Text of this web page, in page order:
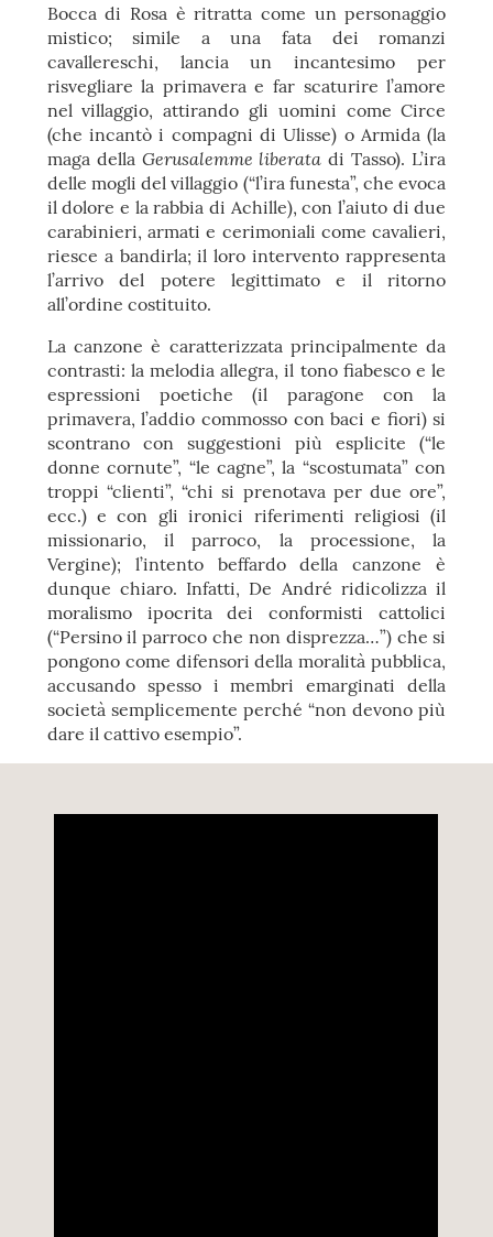
Bocca di Rosa è ritratta come un personaggio
mistico; simile a una fata dei romanzi
cavallereschi, lancia un incantesimo per
risvegliare la primavera e far scaturire l’amore
nel villaggio, attirando gli uomini come Circe
(che incantò i compagni di Ulisse) o Armida (la
maga della Gerusalemme liberata di Tasso). L’ira
delle mogli del villaggio (“l’ira funesta”, che evoca
il dolore e la rabbia di Achille), con l’aiuto di due
carabinieri, armati e cerimoniali come cavalieri,
riesce a bandirla; il loro intervento rappresenta
l’arrivo del potere legittimato e il ritorno
all’ordine costituito.
La canzone è caratterizzata principalmente da
contrasti: la melodia allegra, il tono fiabesco e le
espressioni poetiche (il paragone con la
primavera, l’addio commosso con baci e fiori) si
scontrano con suggestioni più esplicite (“le
donne cornute”, “le cagne”, la “scostumata” con
troppi “clienti”, “chi si prenotava per due ore”,
ecc.) e con gli ironici riferimenti religiosi (il
missionario, il parroco, la processione, la
Vergine); l’intento beffardo della canzone è
dunque chiaro. Infatti, De André ridicolizza il
moralismo ipocrita dei conformisti cattolici
(“Persino il parroco che non disprezza…”) che si
pongono come difensori della moralità pubblica,
accusando spesso i membri emarginati della
società semplicemente perché “non devono più
dare il cattivo esempio”.